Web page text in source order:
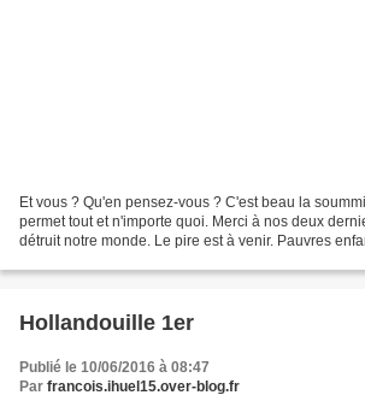
Et vous ? Qu'en pensez-vous ? C'est beau la
permet tout et n'importe quoi. Merci à nos deux
détruit notre monde. Le pire est à venir. Pauvres
Hollandouille 1er
Publié le 10/06/2016 à 08:47
Par francois.ihuel15.over-blog.fr